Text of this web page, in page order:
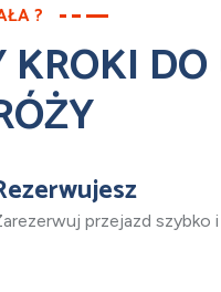
?
KROKI
przejazd szybko